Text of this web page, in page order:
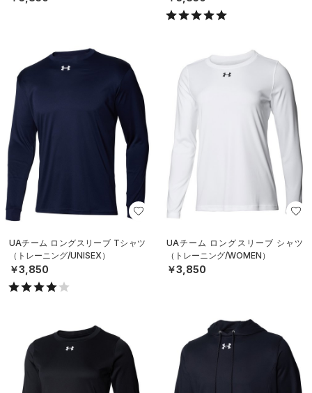
UAチーム ロングスリーブ Tシャツ
（トレーニング/UNISEX）
￥3,850
UAチーム ロングスリーブ シャツ
（トレーニング/WOMEN）
￥3,850